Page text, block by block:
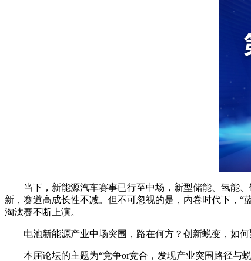
当下，新能源汽车赛事已行至中场，新型储能、氢能
新，赛道高成长性不减。但不可忽视的是，内卷时代下，“
淘汰赛不断上演。
电池新能源产业中场突围，路在何方？创新蜕变，如
本届论坛的主题为“竞争or竞合，发现产业突围路径与